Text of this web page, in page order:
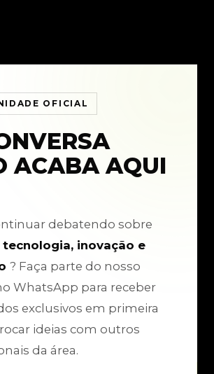
OFICIAL
ACABA AQUI
debatendo sobre
tecnologia, inovação e
? Faça parte do nosso
WhatsApp para receber
exclusivos em primeira
ideias com outros
da área.